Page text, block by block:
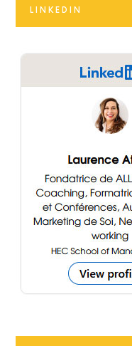
LINKEDIN